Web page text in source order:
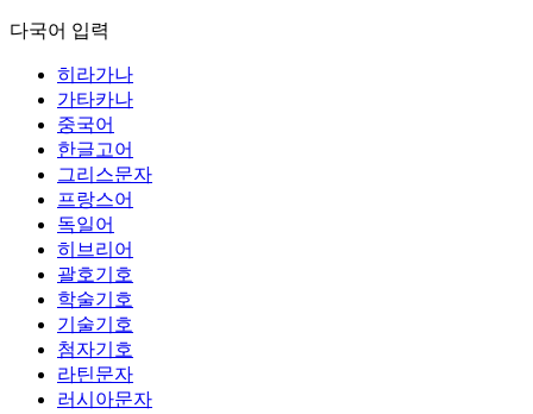
다국어 입력
히라가나
가타카나
중국어
한글고어
그리스문자
프랑스어
독일어
히브리어
괄호기호
학술기호
기술기호
첨자기호
라틴문자
러시아문자